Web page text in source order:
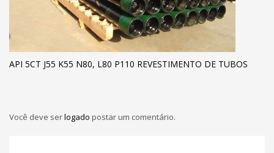
API 5CT J55 K55 N80, L80 P110 REVESTIMENTO DE TUBOS
Você deve serlogado postar um comentário.